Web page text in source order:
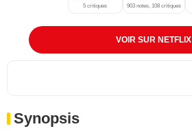
5 critiques 903 notes, 108 critiques
VOIR SUR NETFLIX
Synopsis